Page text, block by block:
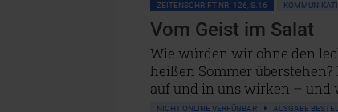
ZEITENSCHRIFT NR. 126, S.16
Vom Geist im Salat
Wie würden wir ohne den
heißen Sommer
auf und in uns wirken – und
NICHT ONLINE VERFÜGBAR AUSGABE